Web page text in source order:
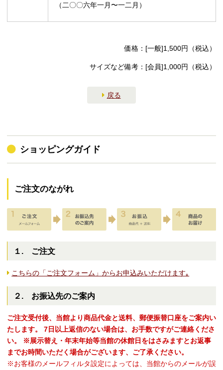
（二〇〇六年一月〜一二月）
価格：[一般]1,500円（税込）
サイズなど備考：[会員]1,000円（税込）
戻る
ショッピングガイド
ご注文のながれ
１. ご注文
こちらの「ご注文フォーム」からお申込みいただけます｡
２. お振込先のご案内
ご注文受付後、当館より商品代金と送料、郵便振替口座をご案内い
たします。
7日以上返信のない場合は、お手数ですがご連絡くださ
い。
※展示替え・年末年始等当館の休館日をはさみますとお返事
までお時間いただく場合がございます、ご了承ください。
※お客様のメールフィルタ設定によっては、当館からのメールが誤